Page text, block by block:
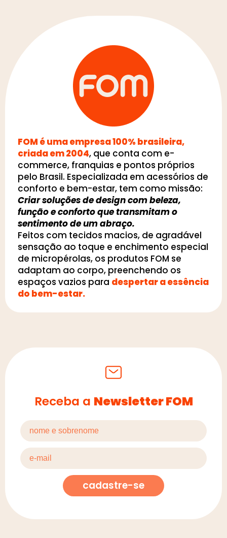
FOM é uma empresa 100% brasileira,
criada em 2004, que conta com e-
commerce, franquias e pontos próprios
pelo Brasil. Especializada em acessórios de
conforto e bem-estar, tem como missão:
Criar soluções de design com beleza,
função e conforto que transmitam o
sentimento de um abraço.
Feitos com tecidos macios, de agradável
sensação ao toque e enchimento especial
de micropérolas, os produtos FOM se
adaptam ao corpo, preenchendo os
espaços vazios para despertar a essência
do bem-estar.
Receba a Newsletter FOM
cadastre-se